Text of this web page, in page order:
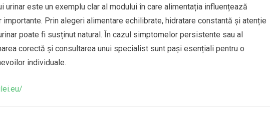
urinar este un exemplu clar al modului în care alimentația influențează
Prin alegeri alimentare echilibrate, hidratare constantă și atenție
poate fi susținut natural. În cazul simptomelor persistente sau al
corectă și consultarea unui specialist sunt pași esențiali pentru o
individuale.